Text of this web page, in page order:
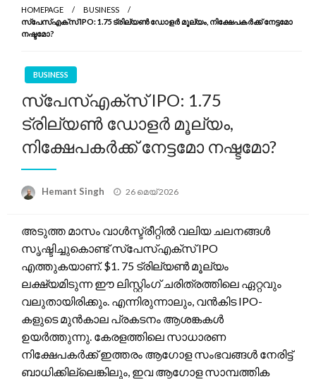
HOMEPAGE
BUSINESS
സ്പേസ്എക്സ് IPO: 1.75 ട്രില്യൺ ഡോളർ മൂല്യം, നിക്ഷേപകർക്ക് നേട്ടമോ
നഷ്ടമോ?
BUSINESS
സ്പേസ്എക്സ് IPO: 1.75
ട്രില്യൺ ഡോളർ മൂല്യം,
നിക്ഷേപകർക്ക് നേട്ടമോ നഷ്ടമോ?
Hemant Singh
Posted
26 മെയ്‌ 2026
അടുത്ത മാസം വാൾസ്ട്രീറ്റിൽ വലിയ ചലനങ്ങൾ
സൃഷ്ടിച്ചുകൊണ്ട് സ്പേസ്എക്സ് IPO
എത്തുകയാണ്. $1. 75 ട്രില്യൺ മൂല്യം
ലക്ഷ്യമിടുന്ന ഈ ലിസ്റ്റിംഗ് ചരിത്രത്തിലെ ഏറ്റവും
വലുതായിരിക്കും. എന്നിരുന്നാലും, വൻകിട IPO-
കളുടെ മുൻകാല പ്രകടനം ആശങ്കകൾ
ഉയർത്തുന്നു. കേരളത്തിലെ സാധാരണ
നിക്ഷേപകർക്ക് ഇത്തരം ആഗോള സംഭവങ്ങൾ നേരിട്ട്
ബാധിക്കില്ലെങ്കിലും, ഇവ ആഗോള സാമ്പത്തിക